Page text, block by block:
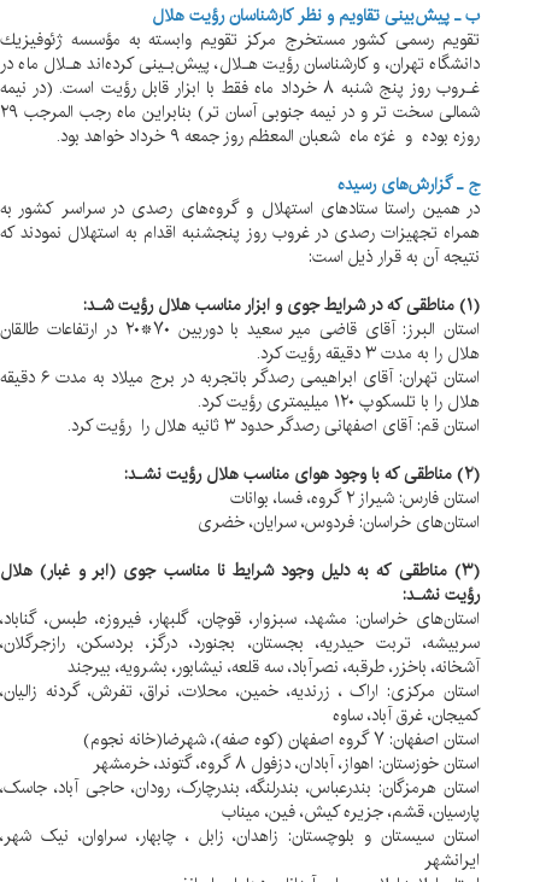
ب ـ پيش‌بينی تقاويم و نظر كارشناسان رؤيت هلال
تقويم رسمی كشور مستخرج مركز تقويم وابسته به مؤسسه ژئوفيزيك
دانشگاه تهران، و كارشناسان رؤيت هـلال، پيش‌بـينی كرده‌اند هـلال ماه در
غـروب روز پنج شنبه ۸ خرداد ماه فقط با ابزار قابل رؤيت است. (در نيمه
شمالی سخت تر و در نيمه جنوبی آسان تر) بنابراين ماه رجب المرجب ۲۹
روزه بوده و غرّه ماه شعبان المعظم روز جمعه ۹ خرداد خواهد بود.
ج ـ گزارش‌های رسيده
در همين راستا ستادهای استهلال و گروه‌های رصدی در سراسر كشور به
همراه تجهيزات رصدی در غروب روز پنجشنبه اقدام به استهلال نمودند كه
نتيجه آن به قرار ذيل است:
(۱) مناطقی كه در شرايط جوی و ابزار مناسب هلال رؤيت شـد:
استان البرز: آقای قاضی مير سعيد با دوربين ۷۰*۲۰ در ارتفاعات طالقان
هلال را به مدت ۳ دقيقه رؤيت کرد.
استان تهران: آقای ابراهيمی رصدگر باتجربه در برج ميلاد به مدت ۶ دقيقه
هلال را با تلسکوپ ۱۲۰ ميليمتری رؤيت کرد.
استان قم: آقای اصفهانی رصدگر حدود ۳ ثانيه هلال را رؤيت کرد.
(۲) مناطقی كه با وجود هوای مناسب هلال رؤيت نشـد:
استان فارس: شيراز ۲ گروه، فسا، بوانات
استان‌های خراسان: فردوس، سرايان، خضری
(۳) مناطقی كه به دليل وجود شرايط نا مناسب جوی (ابر و غبار) هلال
رؤيت نشـد:
استان‌های خراسان: مشهد، سبزوار، قوچان، گلبهار، فيروزه، طبس، گناباد،
سربيشه، تربت حيدريه، بجستان، بجنورد، درگز، بردسکن، رازجرگلان،
آشخانه، باخزر، طرقبه، نصرآباد، سه قلعه، نيشابور، بشرويه، بيرجند
استان مرکزی: اراک ، زرنديه، خمين، محلات، نراق، تفرش، گردنه زاليان،
کميجان، غرق آباد، ساوه
استان اصفهان: ۷ گروه اصفهان (کوه صفه)، شهرضا(خانه نجوم)
استان خوزستان: اهواز، آبادان، دزفول ۸ گروه، گتوند، خرمشهر
استان هرمزگان: بندرعباس، بندرلنگه، بندرچارک، رودان، حاجی آباد، جاسک،
پارسيان، قشم، جزيره کيش، فين، ميناب
استان سيستان و بلوچستان: زاهدان، زابل ، چابهار، سراوان، نيک شهر،
ايرانشهر